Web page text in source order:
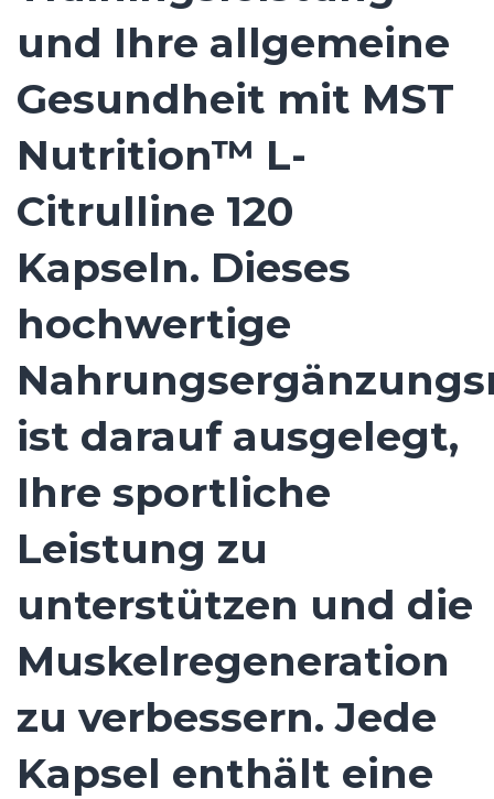
und Ihre allgemeine
Gesundheit mit MST
Nutrition™ L-
Citrulline 120
Kapseln. Dieses
hochwertige
ist darauf ausgelegt,
Ihre sportliche
Leistung zu
unterstützen und die
Muskelregeneration
zu verbessern. Jede
Kapsel enthält eine